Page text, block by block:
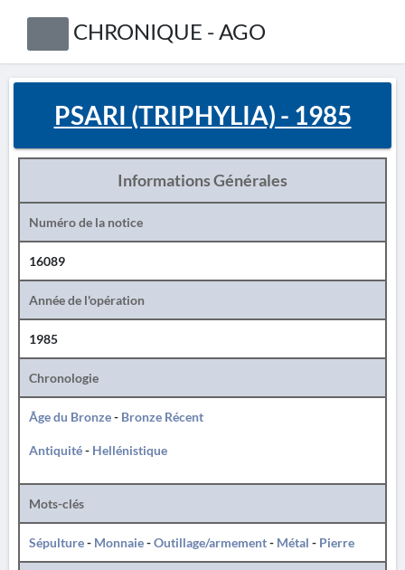
CHRONIQUE - AGO
PSARI (TRIPHYLIA) - 1985
Informations Générales
Numéro de la notice
16089
Année de l'opération
1985
Chronologie
Âge du Bronze- Bronze Récent
Antiquité- Hellénistique
Mots-clés
Sépulture- Monnaie-Outillage/armement- Métal - Pierre